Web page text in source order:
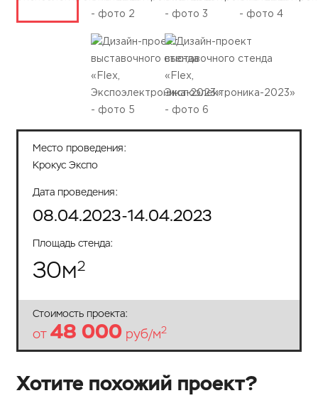
Стоимость проекта:
от 48 000 руб/м2
Место проведения:
Крокус Экспо
Дата проведения:
08.04.2023-14.04.2023
Площадь стенда:
30м2
Хотите похожий проект?